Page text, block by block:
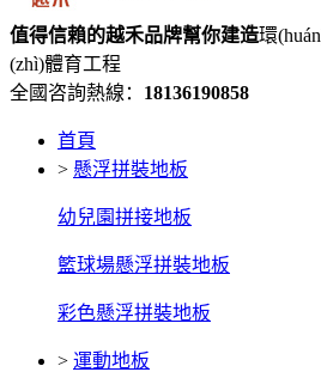
值得信賴的越禾品牌幫你建造環
(zhì)體育工程
全國咨詢熱線： 18136190858
首頁
> 懸浮拼裝地板
幼兒園拼接地板
籃球場懸浮拼裝地板
彩色懸浮拼裝地板
> 運動地板